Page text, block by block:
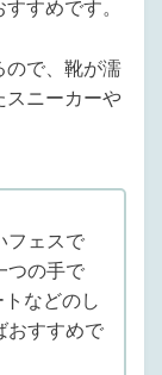
すめです。
ので、靴が濡
スニーカーや
フェスで
つの手で
などのし
おすすめで